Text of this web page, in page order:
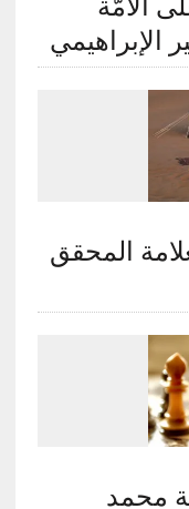
الأمّة
الإبراهيمي
المحقق
محمد